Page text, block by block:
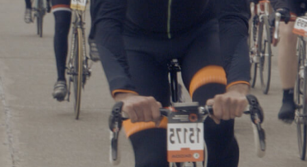
BLOG
KARRIERE
0241 91999963
info@adfreak.de
Termin vereinbaren